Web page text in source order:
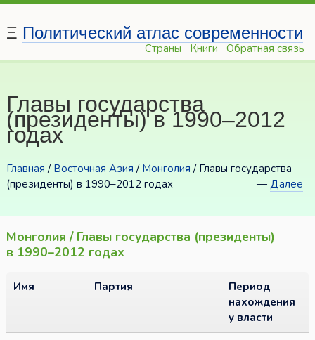
Ξ Политический атлас современности
Страны Книги Обратная связь
Главы государства
(президенты) в 1990–2012
годах
Главная / Восточная Азия / Монголия / Главы государства
(президенты) в 1990–2012 годах
—Далее
Монголия / Главы государства (президенты)
в 1990–2012 годах
Имя Партия
Период
нахождения
у власти